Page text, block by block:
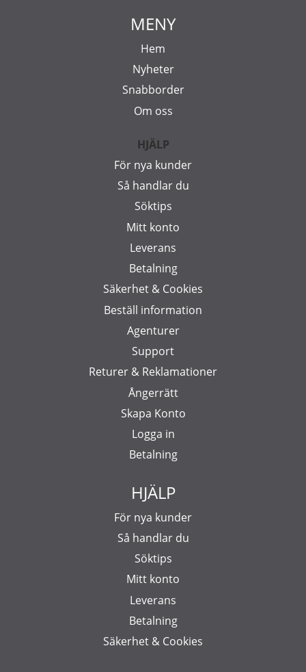
MENY
Hem
Nyheter
Snabborder
Om oss
HJÄLP
För nya kunder
Så handlar du
Söktips
Mitt konto
Leverans
Betalning
Säkerhet & Cookies
Beställ information
Agenturer
Support
Returer & Reklamationer
Ångerrätt
Skapa Konto
Logga in
Betalning
HJÄLP
För nya kunder
Så handlar du
Söktips
Mitt konto
Leverans
Betalning
Säkerhet & Cookies